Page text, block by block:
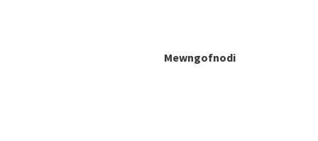
Mewngofnodi